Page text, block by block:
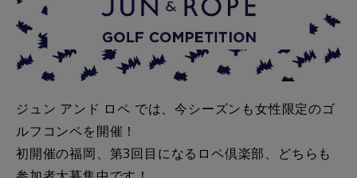
ジュン アンド ロペ では、今シーズンも女性限定のゴ
ルフコンペを開催！
初開催の福岡、第3回目になるロペ倶楽部、どちらも